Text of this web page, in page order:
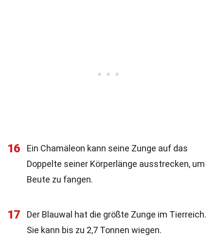
16
Ein Chamäleon kann seine Zunge auf das
Doppelte seiner Körperlänge ausstrecken, um
Beute zu fangen.
17
Der Blauwal hat die größte Zunge im Tierreich.
Sie kann bis zu 2,7 Tonnen wiegen.